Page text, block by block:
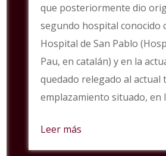
que posteriormente dio
segundo hospital conocido
Hospital de San Pablo
Pau, en catalán) y en la
quedado relegado al actual
emplazamiento situado, en
Leer más